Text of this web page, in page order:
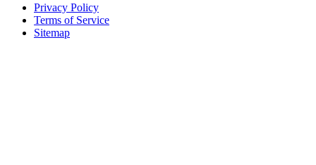
Privacy Policy
Terms of Service
Sitemap